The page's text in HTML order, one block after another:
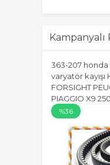
Kampanyalı
363-207
varyatör kayışı
FORSIGHT
PIAGGIO X9 250
%36